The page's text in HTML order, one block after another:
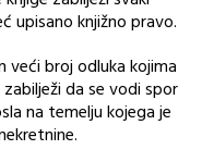
upisano knjižno pravo.
veći broj odluka kojima
da se vodi spor
na temelju kojega je